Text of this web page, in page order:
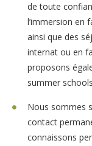
de toute
l’immersion en
ainsi que des
internat ou en
proposons
summer
Nous sommes
contact
connaissons